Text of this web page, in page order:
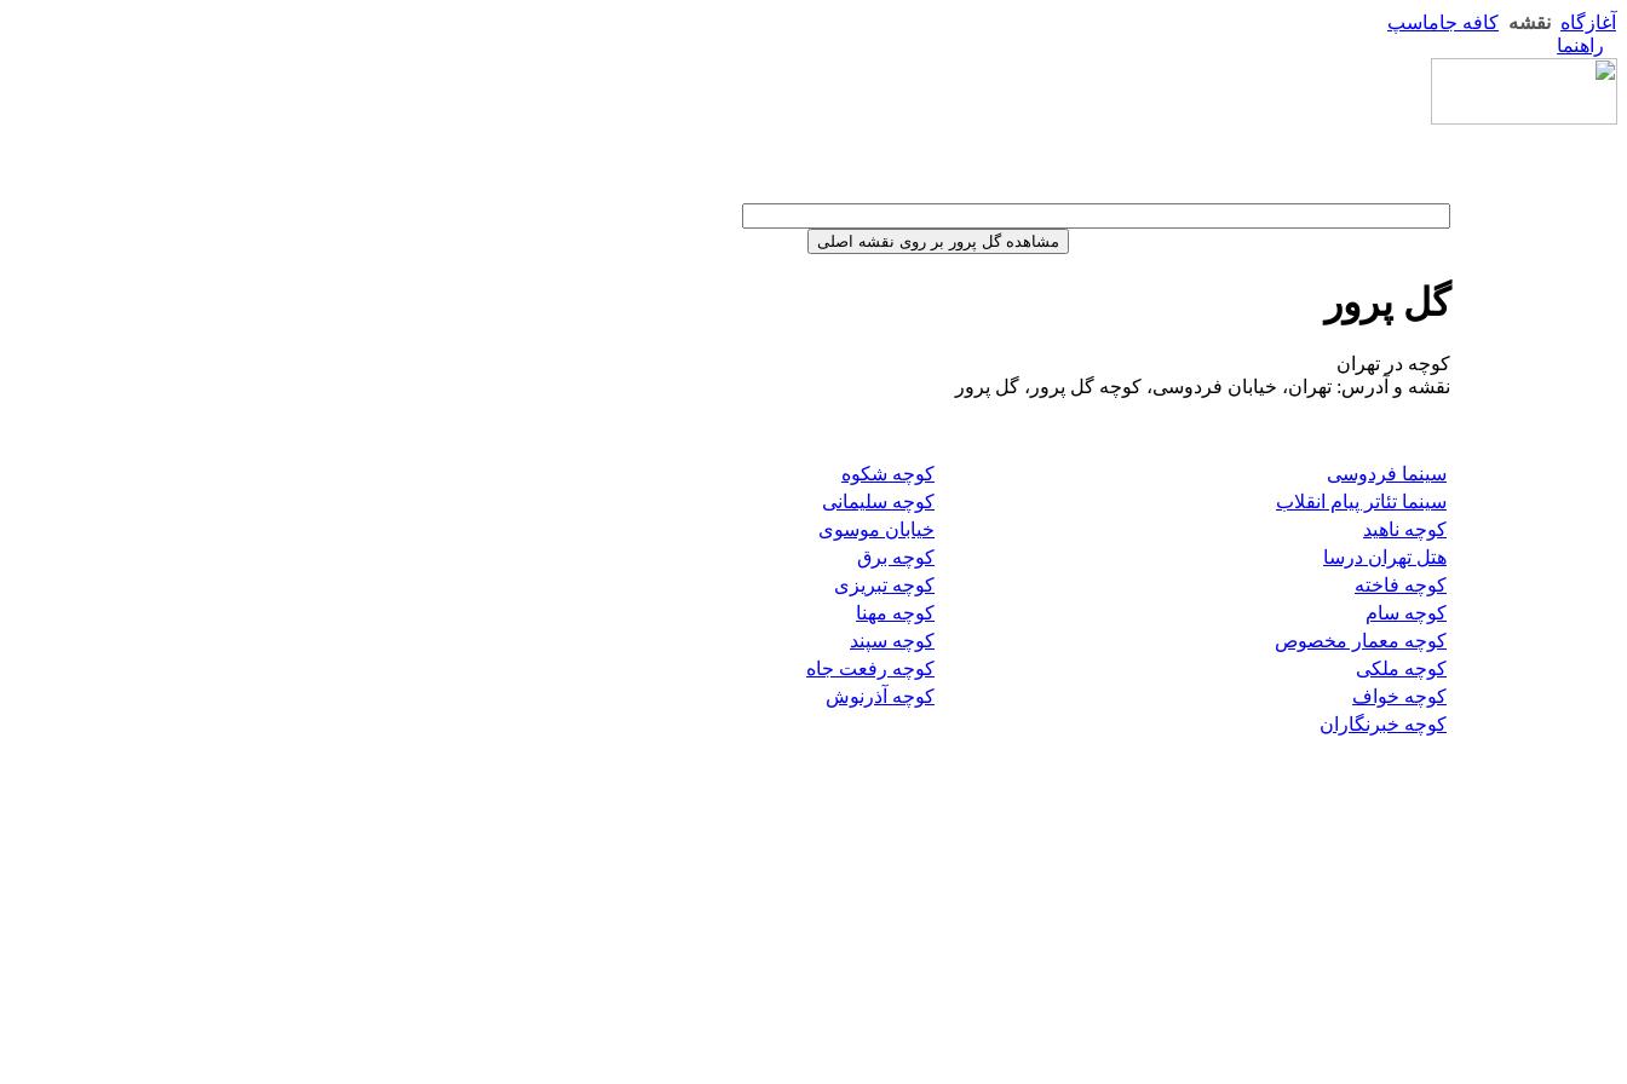
آغازگاه نقشه کافه جاماسپ
راهنما
گل پرور
کوچه در تهران
نقشه و آدرس: تهران، خیابان فردوسی، کوچه گل پرور، گل پرور
سینما فردوسی
کوچه شکوه
سینما تئاتر پیام انقلاب
کوچه سلیمانی
کوچه ناهید
خیابان موسوی
هتل تهران درسا
کوچه برق
کوچه فاخته
کوچه تبریزی
کوچه سام
کوچه مهنا
کوچه معمار مخصوص
کوچه سپند
کوچه ملکی
کوچه رفعت جاه
کوچه خواف
کوچه آذرنوش
کوچه خبرنگاران